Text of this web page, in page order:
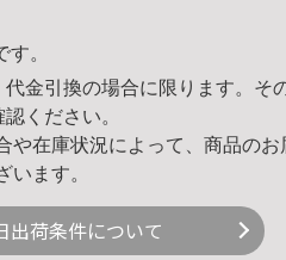
。
金引換の場合に限ります。そ
ください。
や在庫状況によって、商品のお
います。
出荷条件について